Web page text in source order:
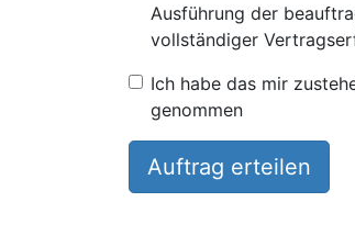
Ausführung der
vollständiger
Ich habe das mir
genommen
Auftrag erteilen